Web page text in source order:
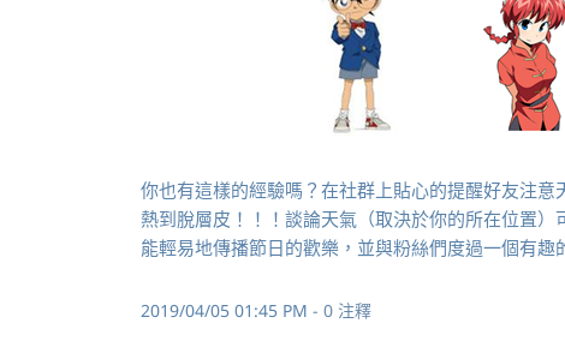
你也有這樣的經驗嗎？在社群上貼心的提醒好友注
熱到脫層皮！！！談論天氣（取決於你的所在位置
能輕易地傳播節日的歡樂，並與粉絲們度過一個有趣
2019/04/05 01:45 PM - 0 注釋